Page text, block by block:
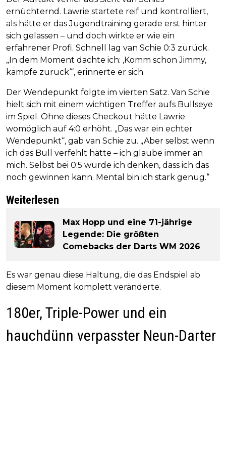
ernüchternd. Lawrie startete reif und kontrolliert,
als hätte er das Jugendtraining gerade erst hinter
sich gelassen – und doch wirkte er wie ein
erfahrener Profi. Schnell lag van Schie 0:3 zurück.
„In dem Moment dachte ich: ‚Komm schon Jimmy,
kämpfe zurück‘“, erinnerte er sich.
Der Wendepunkt folgte im vierten Satz. Van Schie
hielt sich mit einem wichtigen Treffer aufs Bullseye
im Spiel. Ohne dieses Checkout hätte Lawrie
womöglich auf 4:0 erhöht. „Das war ein echter
Wendepunkt“, gab van Schie zu. „Aber selbst wenn
ich das Bull verfehlt hätte – ich glaube immer an
mich. Selbst bei 0:5 würde ich denken, dass ich das
noch gewinnen kann. Mental bin ich stark genug.“
Weiterlesen
Max Hopp und eine 71-jährige
Legende: Die größten
Comebacks der Darts WM 2026
Es war genau diese Haltung, die das Endspiel ab
diesem Moment komplett veränderte.
180er, Triple-Power und ein
hauchdünn verpasster Neun-Darter